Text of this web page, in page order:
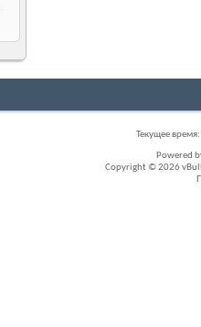
Текущее время:
Powered
Copyright © 2026